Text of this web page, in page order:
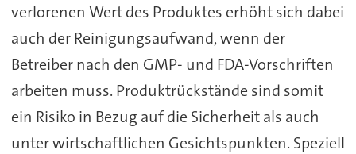
verlorenen Wert des Produktes erhöht sich dabei
auch der Reinigungsaufwand, wenn der
Betreiber nach den GMP- und FDA-Vorschriften
arbeiten muss. Produktrückstände sind somit
ein Risiko in Bezug auf die Sicherheit als auch
unter wirtschaftlichen Gesichtspunkten. Speziell